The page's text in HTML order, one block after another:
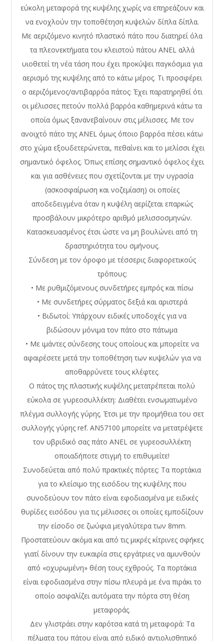
εύκολη μεταφορά της κυψέλης χωρίς να επηρεάζουν και
να ενοχλούν την τοποθέτηση κυψελών δίπλα δίπλα.
Με αεριζόμενο κινητό πλαστικό πάτο που διατηρεί όλα
τα πλεονεκτήματα του κλειστού πάτου ANEL αλλά
υιοθετεί τη νέα τάση που έχει προκύψει παγκόσμια για
αερισμό της κυψέλης από το κάτω μέρος. Τι προσφέρει
ο αεριζόμενος/αντιβαρρόα πάτος: Έχει παρατηρηθεί ότι
οι μέλισσες πετούν πολλά βαρρόα καθημερινά κάτω τα
οποία όμως ξανανεβαίνουν στις μέλισσες. Με τον
ανοιχτό πάτο της ANEL όμως όποιο βαρρόα πέσει κάτω
στο χώμα εξουδετερώνεται, πεθαίνει και το μελίσσι έχει
σημαντικό όφελος. Όπως επίσης σημαντικό όφελος έχει
και για ασθένειες που σχετίζονται με την υγρασία
(ασκοσφαίρωση και νοζεμίαση) οι οποίες
αποδεδειγμένα όταν η κυψέλη αερίζεται επαρκώς
προσβάλουν μικρότερο αριθμό μελισσοσμηνών.
Κατασκευασμένος έτσι ώστε να μη βουλώνει από τη
δραστηριότητα του σμήνους.
Σύνδεση με τον όροφο με τέσσερις διαφορετικούς
τρόπους:
• Με ρυθμιζόμενους συνδετήρες εμπρός και πίσω
• Με συνδετήρες σύρματος δεξιά και αριστερά
• Βιδωτοί: Υπάρχουν ειδικές υποδοχές για να
βιδώσουν μόνιμα τον πάτο στο πάτωμα
• Με ιμάντες σύνδεσης τους οποίους και μπορείτε να
αφαιρέσετε μετά την τοποθέτηση των κυψελών για να
αποθαρρύνετε τους κλέφτες.
Ο πάτος της πλαστικής κυψέλης μετατρέπεται πολύ
εύκολα σε γυρεοσυλλέκτη: Διαθέτει ενσωματωμένο
πλέγμα συλλογής γύρης. Έτσι με την προμήθεια του σετ
συλλογής γύρης ref. AN57100 μπορείτε να μετατρέψετε
τον υβριδικό σας πάτο ANEL σε γυρεοσυλλέκτη
οποιαδήποτε στιγμή το επιθυμείτε!
Συνοδεύεται από πολύ πρακτικές πόρτες: Τα πορτάκια
για το κλείσιμο της εισόδου της κυψέλης που
συνοδεύουν τον πάτο είναι εφοδιασμένα με ειδικές
θυρίδες εισόδου για τις μέλισσες οι οποίες εμποδίζουν
την είσοδο σε ζωύφια μεγαλύτερα των 8mm.
Προστατεύουν ακόμα και από τις μικρές κίτρινες σφήκες
γιατί δίνουν την ευκαιρία στις εργάτριες να αμυνθούν
από «οχυρωμένη» θέση τους εχθρούς. Τα πορτάκια
είναι εφοδιασμένα στην πίσω πλευρά με ένα πιράκι το
οποίο ασφαλίζει αυτόματα την πόρτα στη θέση
μεταφοράς.
Δεν γλιστράει στην καρότσα κατά τη μεταφορά: Τα
πέλματα του πάτου είναι από ειδικό αντιολισθητικό